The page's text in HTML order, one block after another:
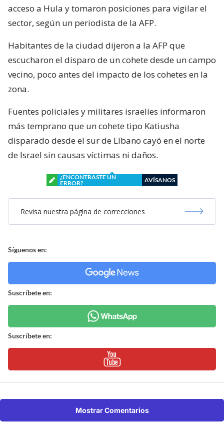
acceso a Hula y tomaron posiciones para vigilar el
sector, según un periodista de la AFP.
Habitantes de la ciudad dijeron a la AFP que
escucharon el disparo de un cohete desde un campo
vecino, poco antes del impacto de los cohetes en la
zona.
Fuentes policiales y militares israelíes informaron
más temprano que un cohete tipo Katiusha
disparado desde el sur de Líbano cayó en el norte
de Israel sin causas víctimas ni daños.
¿ENCONTRASTE UN
ERROR?
AVÍSANOS
Revisa nuestra página de correcciones
Síguenos en:
Suscríbete en:
Suscríbete en:
Mostrar Comentarios